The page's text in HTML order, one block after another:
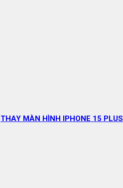
THAY MÀN HÌNH IPHONE 15 PLUS